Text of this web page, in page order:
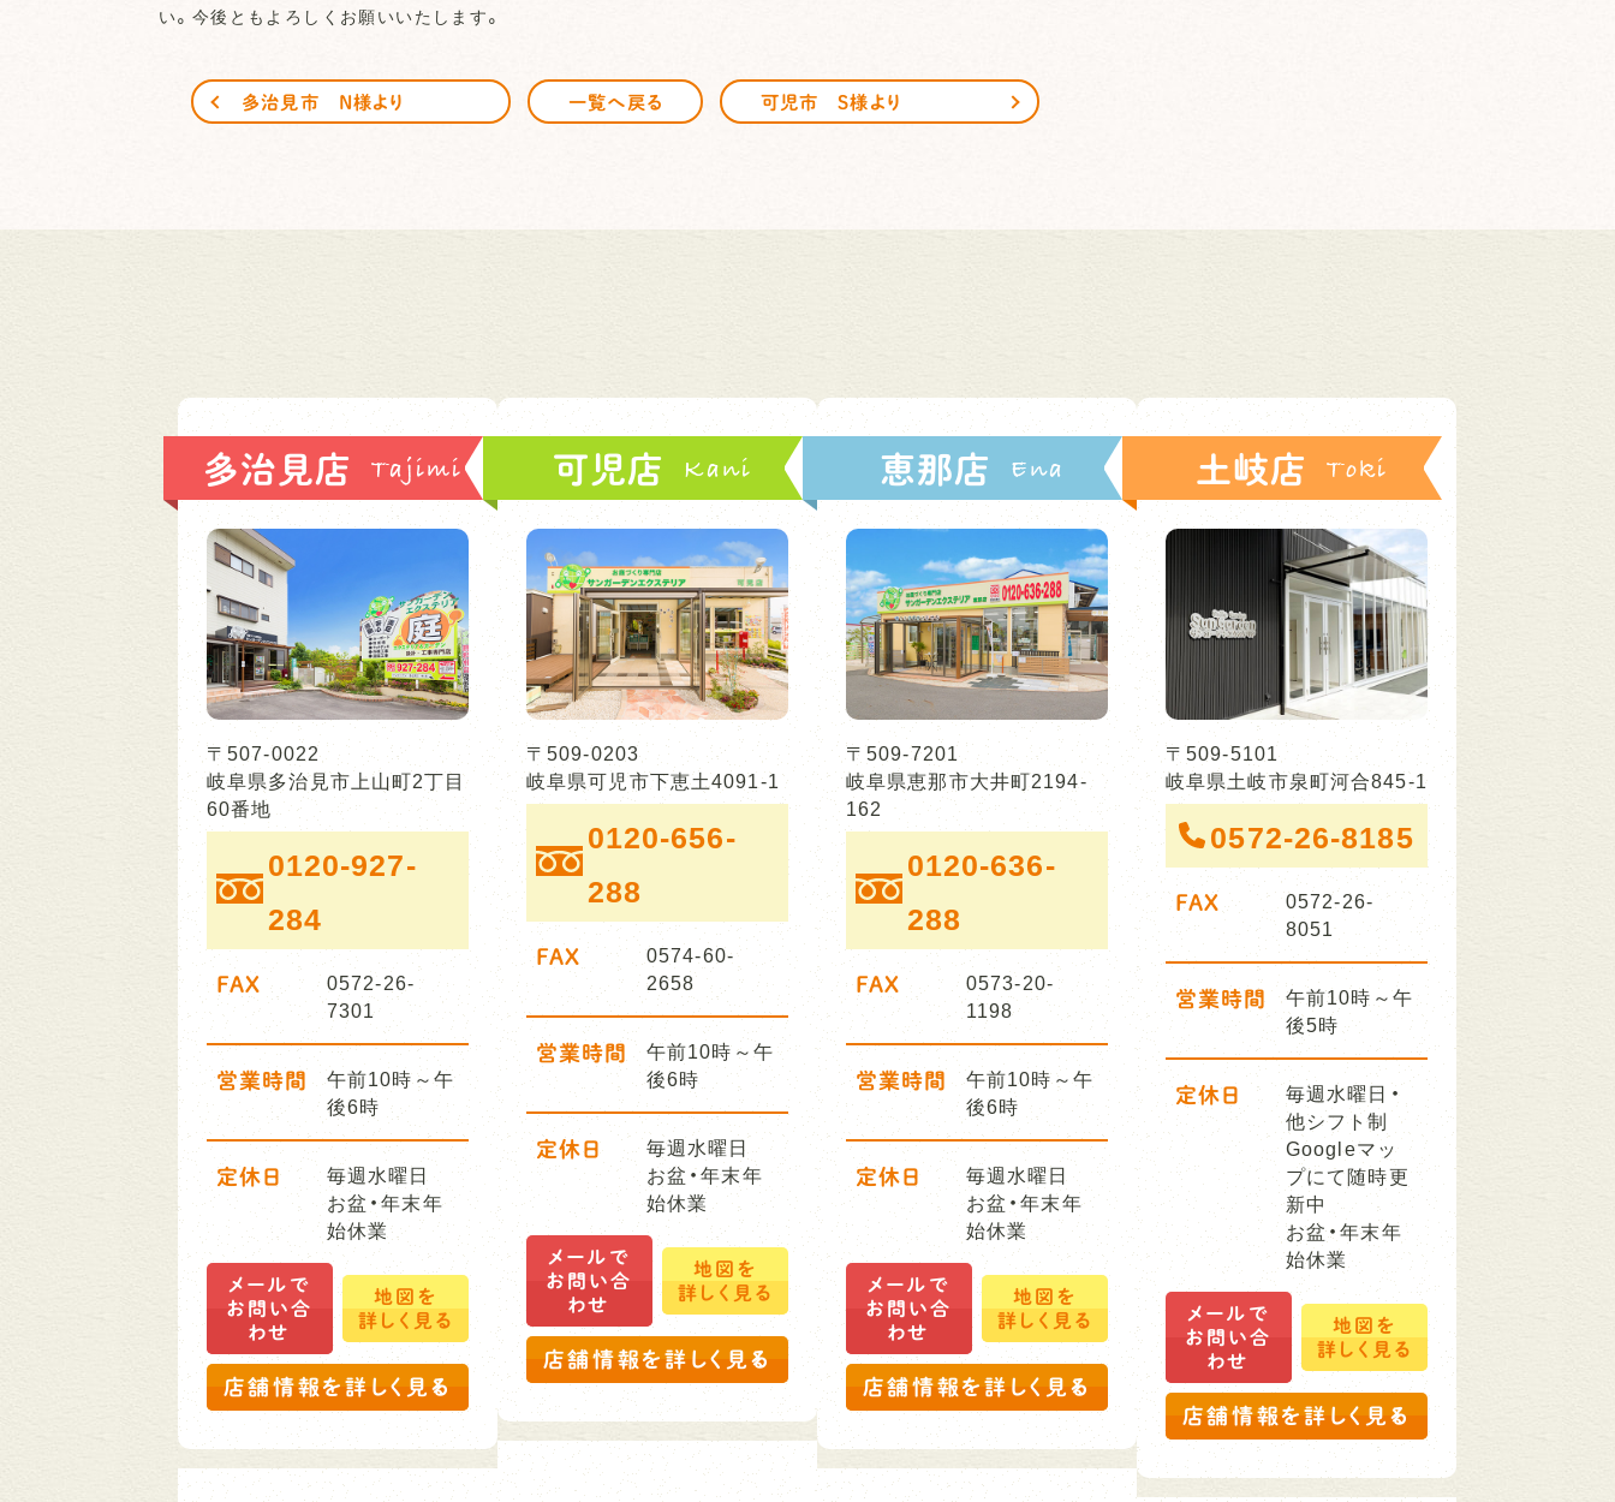
い。今後ともよろしくお願いいたします。
多治見市 N様より 一覧へ戻る 可児市 S様より
多治見店
〒507-0022
岐阜県多治見市上山町2丁目
60番地
0120-927-
284
FAX
0572-26-
7301
営業時間
午前10時～午
後6時
定休日
毎週水曜日
お盆・年末年
始休業
メールで
お問い合
わせ
地図を
詳しく見る
店舗情報を詳しく見る
可児店
〒509-0203
岐阜県可児市下恵土4091-1
0120-656-
288
FAX
0574-60-
2658
営業時間
午前10時～午
後6時
定休日
毎週水曜日
お盆・年末年
始休業
メールで
お問い合
わせ
地図を
詳しく見る
店舗情報を詳しく見る
恵那店
〒509-7201
岐阜県恵那市大井町2194-
162
0120-636-
288
FAX
0573-20-
1198
営業時間
午前10時～午
後6時
定休日
毎週水曜日
お盆・年末年
始休業
メールで
お問い合
わせ
地図を
詳しく見る
店舗情報を詳しく見る
土岐店
〒509-5101
岐阜県土岐市泉町河合845-1
0572-26-8185
FAX
0572-26-
8051
営業時間
午前10時～午
後5時
定休日
毎週水曜日・
他シフト制
Googleマッ
プにて随時更
新中
お盆・年末年
始休業
メールで
お問い合
わせ
地図を
詳しく見る
店舗情報を詳しく見る